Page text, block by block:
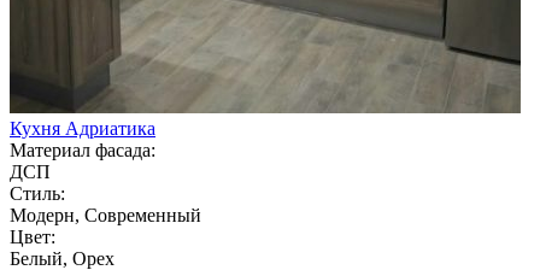
Кухня Адриатика
Материал фасада:
ДСП
Стиль:
Модерн, Современный
Цвет:
Белый, Орех